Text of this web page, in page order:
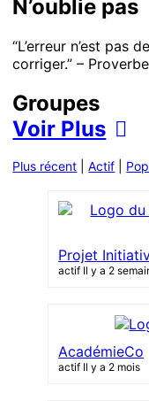
N’oublie pas
“L’erreur n’est pas
corriger.” – Proverbe
Groupes
Voir Plus
Plus récent Actif
Projet
actif Il y a 2
AcadémieCo
actif Il y a 2 mois